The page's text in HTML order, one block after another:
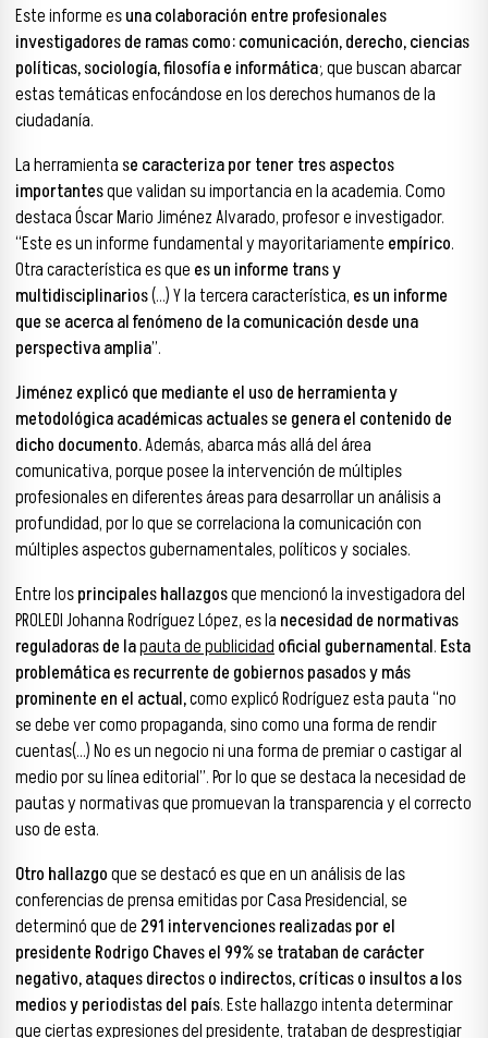
Este informe esuna colaboración entre profesionales
investigadores de ramas como: comunicación, derecho, ciencias
políticas, sociología, filosofía e informática; que buscan abarcar
estas temáticas enfocándose en los derechos humanos de la
ciudadanía.
La herramientase caracteriza por tener tres aspectos
importantesque validan su importancia en la academia. Como
destaca Óscar Mario Jiménez Alvarado, profesor e investigador.
“Este es un informe fundamental y mayoritariamente empírico.
Otra característica es que es un informe trans y
multidisciplinarios(…) Y la tercera característica, es un informe
que se acerca al fenómeno de la comunicación desde una
perspectiva amplia”.
Jiménez explicó que mediante el uso de herramienta y
metodológica académicas actuales se genera el contenido de
dicho documento.Además, abarca más allá del área
comunicativa, porque posee la intervención de múltiples
profesionales en diferentes áreas para desarrollar un análisis a
profundidad, por lo que se correlaciona la comunicación con
múltiples aspectos gubernamentales, políticos y sociales.
Entre losprincipales hallazgosque mencionó la investigadora del
PROLEDI Johanna Rodríguez López, es la necesidad de normativas
reguladoras de lapauta de publicidad oficial gubernamental. Esta
problemática es recurrente de gobiernos pasados y más
prominente en el actual,como explicó Rodríguez esta pauta “no
se debe ver como propaganda, sino como una forma de rendir
cuentas(…) No es un negocio ni una forma de premiar o castigar al
medio por su línea editorial”. Por lo que se destaca la necesidad de
pautas y normativas que promuevan la transparencia y el correcto
uso de esta.
Otro hallazgoque se destacó es que en un análisis de las
conferencias de prensa emitidas por Casa Presidencial, se
determinó que de 291 intervenciones realizadas por el
presidente Rodrigo Chaves el 99% se trataban de carácter
negativo, ataques directos o indirectos, críticas o insultos a los
medios y periodistas del país. Este hallazgo intenta determinar
que ciertas expresiones del presidente, trataban de desprestigiar